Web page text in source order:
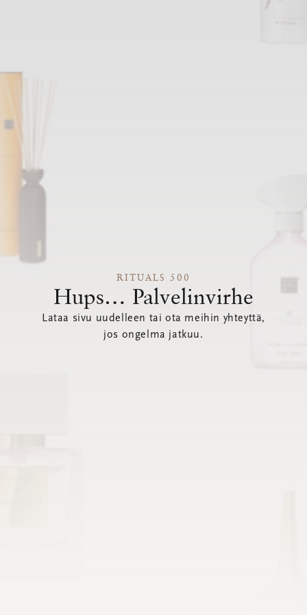
RITUALS 500
Hups… Palvelinvirhe
Lataa sivu uudelleen tai ota meihin yhteyttä,
jos ongelma jatkuu.